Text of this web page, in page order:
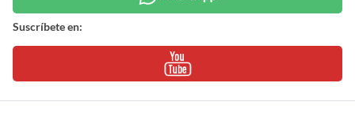
Suscríbete en: